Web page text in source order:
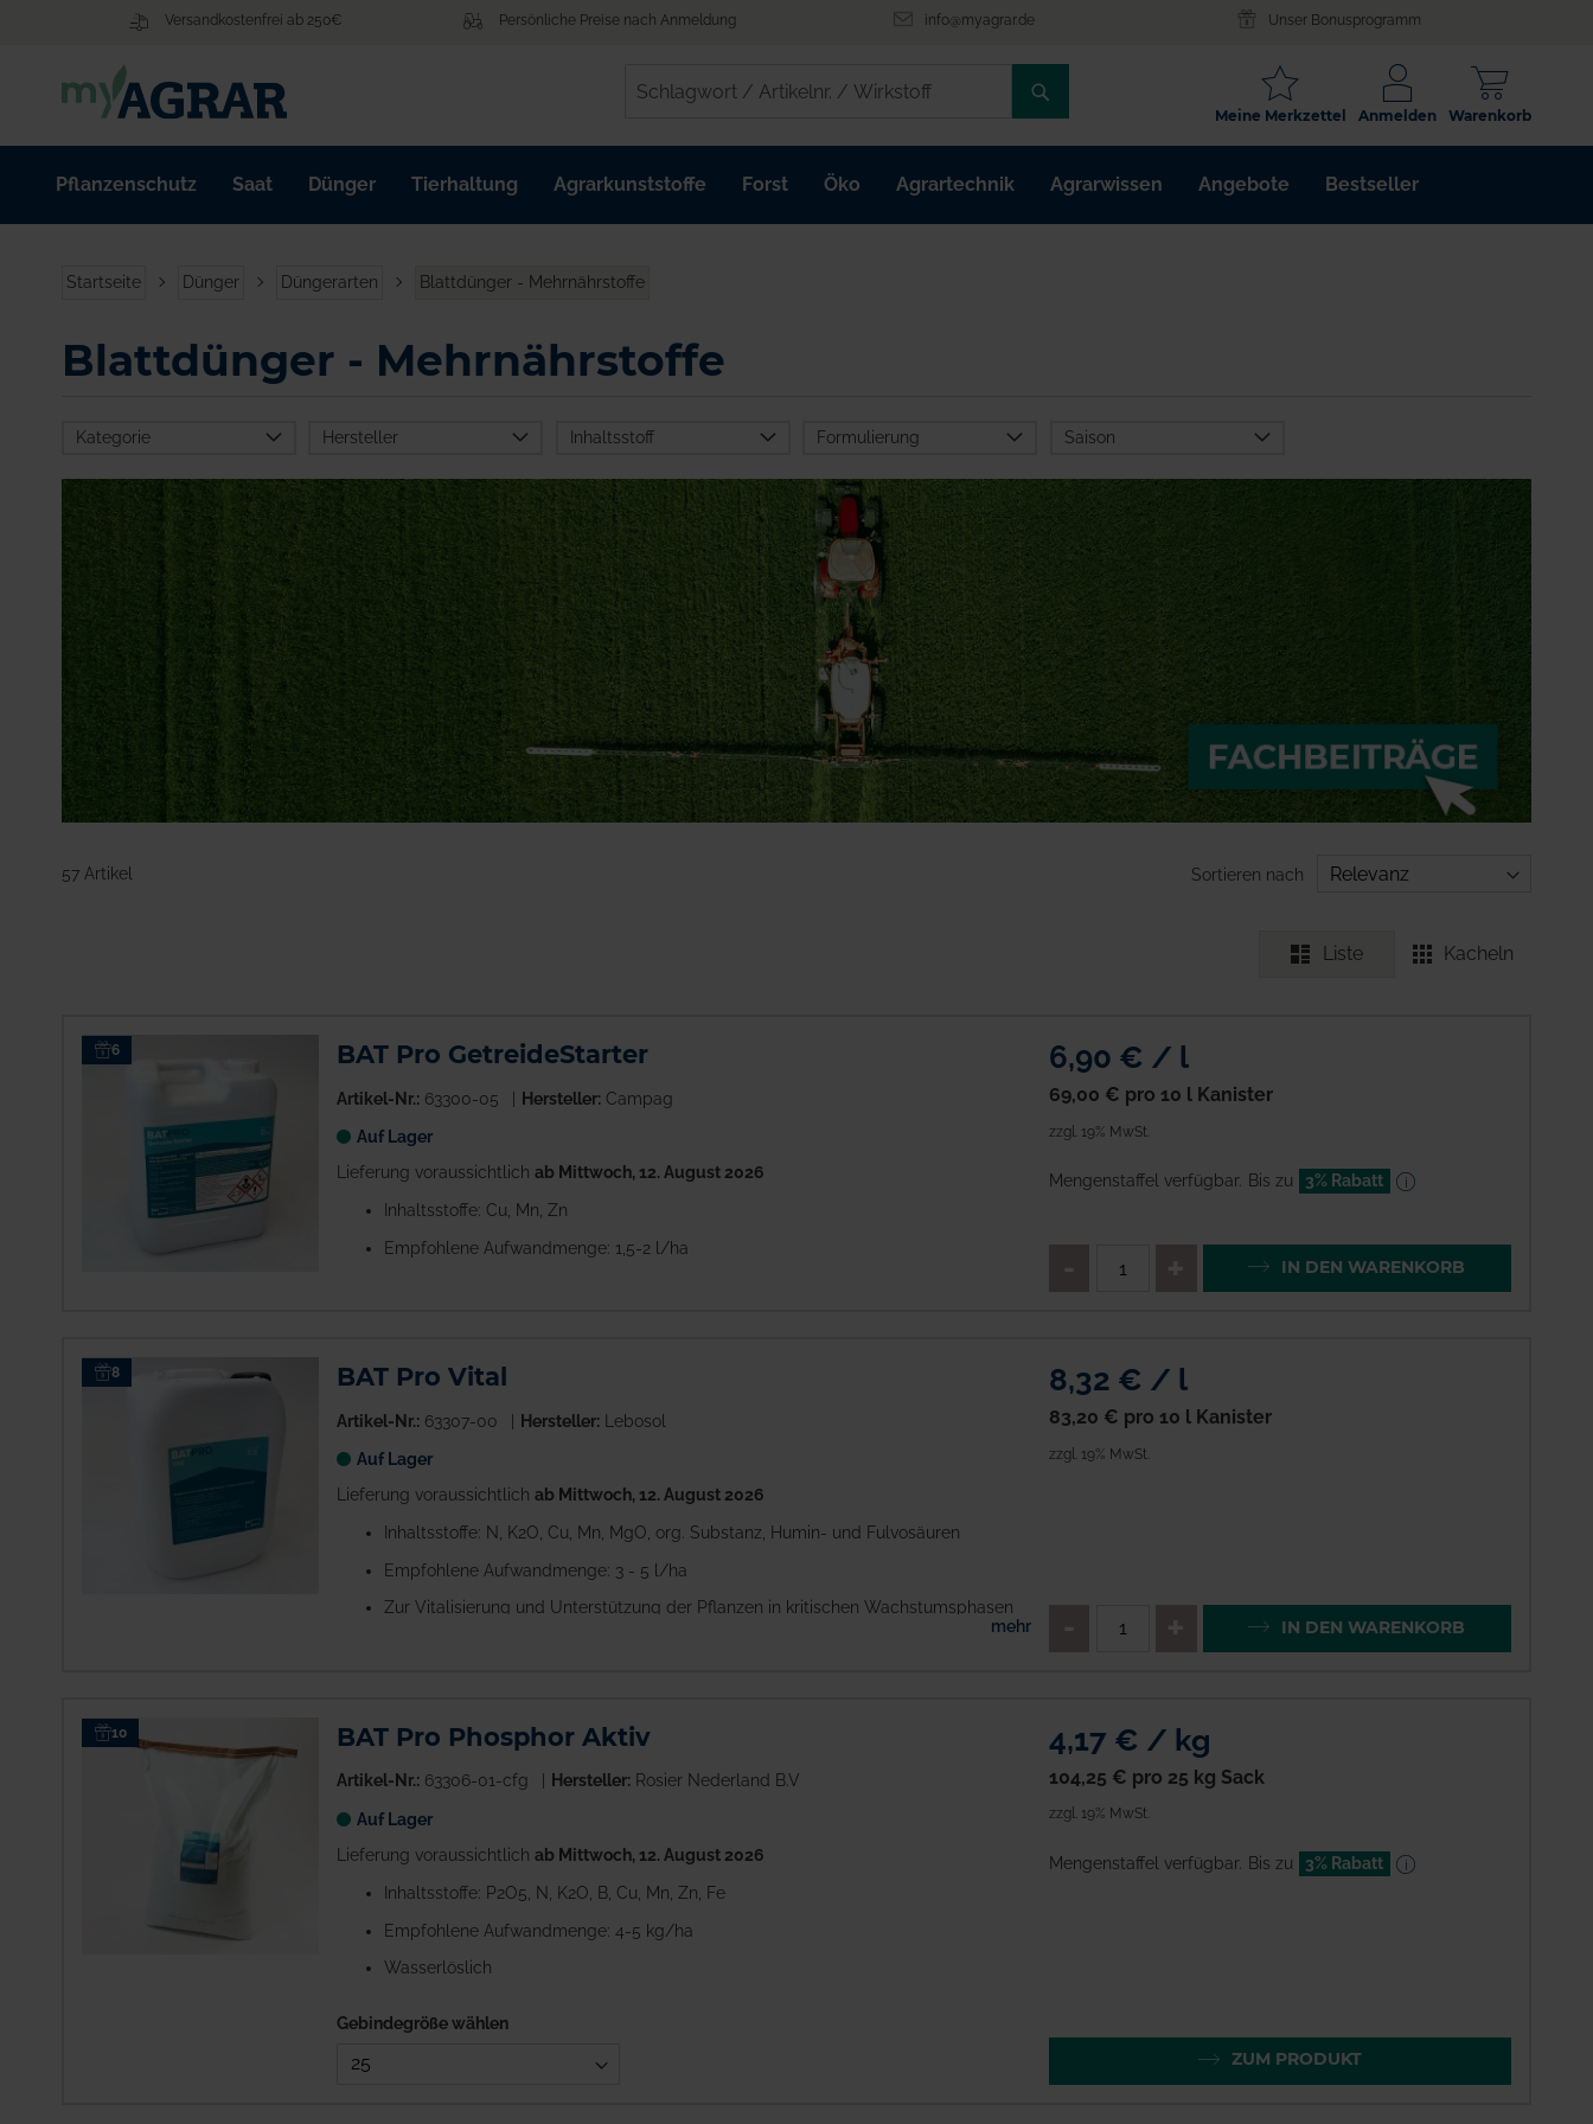
Versandkostenfrei ab 250€ Persönliche Preise nach Anmeldung info@myagrar.de Unser Bonusprogramm
/
ARTIKELNR.
/
Warenkorb
Anmelden
Meine Merkzettel
Pflanzenschutz Saat Dünger Tierhaltung Agrarkunststoffe Forst Öko Agrartechnik Agrarwissen Angebote Bestseller
Startseite Dünger Düngerarten Blattdünger - Mehrnährstoffe
Blattdünger - Mehrnährstoffe
Kategorie
Düngerarten
Blattdünger -
Mehrnährstoffe
Einzelnährstoffe
Mikrogranulat
Mineraldünger -
Wirtschaftsdünger-
Analytik
Mehr anzeigen
Hersteller
Campag
Cheminova
Mehr anzeigen
Inhaltsstoff
Calcium
Calciumoxid
Eisen
Kaliumoxid
Mehr anzeigen
Formulierung
fest
flüssig
Saison
Frühjahr/Herbst
Ohne
57 Artikel Sortieren nach
Liste Kacheln
6 BAT Pro GetreideStarter
Artikel-Nr.: 63300-05 Hersteller:Campag
Auf Lager
Lieferung voraussichtlich ab Mittwoch, 12. August 2026
Inhaltsstoffe: Cu, Mn, Zn
Empfohlene Aufwandmenge: 1,5-2 l/ha
6,90 € / l
69,00 € pro 10 l Kanister
zzgl. 19% MwSt.
Mengenstaffel verfügbar. Bis zu 3% Rabatt
QTY_CONTROL_DECREASE
IN DEN WARENKORB
8 BAT Pro Vital
Artikel-Nr.: 63307-00 Hersteller:Lebosol
Auf Lager
Lieferung voraussichtlich ab Mittwoch, 12. August 2026
Inhaltsstoffe: N, K2O, Cu, Mn, MgO, org. Substanz, Humin- und Fulvosäuren
Empfohlene Aufwandmenge: 3 - 5 l/ha
Zur Vitalisierung und Unterstützung der Pflanzen in kritischen Wachstumsphasen
mehr
8,32 € / l
83,20 € pro 10 l Kanister
zzgl. 19% MwSt.
QTY_CONTROL_DECREASE
IN DEN WARENKORB
10 BAT Pro Phosphor Aktiv
Artikel-Nr.: 63306-01-cfg Hersteller:Rosier Nederland B.V
Auf Lager
Lieferung voraussichtlich ab Mittwoch, 12. August 2026
Inhaltsstoffe: P2O5, N, K2O, B, Cu, Mn, Zn, Fe
Empfohlene Aufwandmenge: 4-5 kg/ha
Wasserlöslich
Gebindegrößewählen
4,17 € / kg
104,25 € pro 25 kg Sack
zzgl. 19% MwSt.
Mengenstaffel verfügbar. Bis zu 3% Rabatt
ZUM PRODUKT